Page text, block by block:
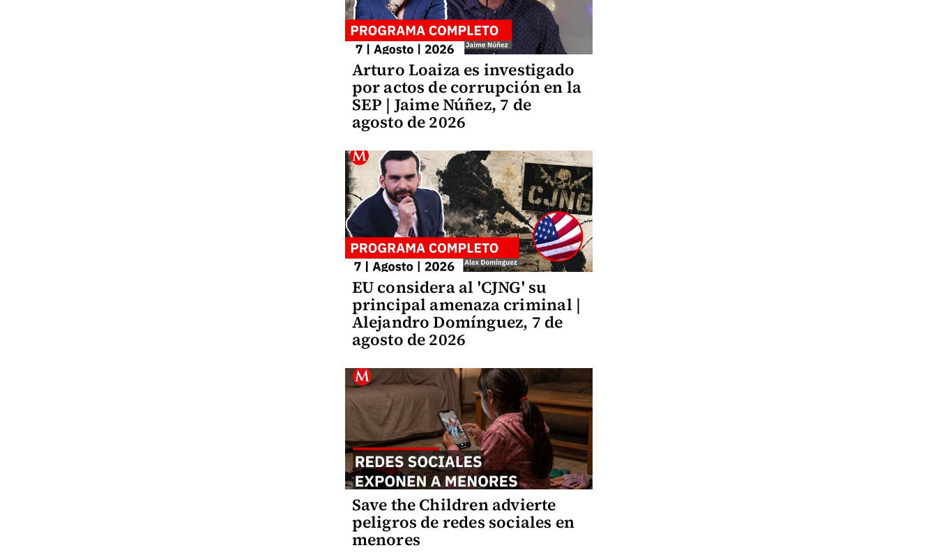
Arturo Loaiza es investigado
por actos de corrupción en la
SEP | Jaime Núñez, 7 de
agosto de 2026
EU considera al 'CJNG' su
principal amenaza criminal |
Alejandro Domínguez, 7 de
agosto de 2026
Save the Children advierte
peligros de redes sociales en
menores